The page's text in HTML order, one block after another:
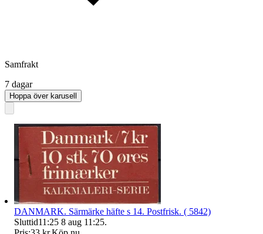
Samfrakt
7 dagar
Hoppa över karusell
DANMARK. Särmärke häfte s 14. Postfrisk. ( 5842)
Sluttid11:25 8 aug 11:25.